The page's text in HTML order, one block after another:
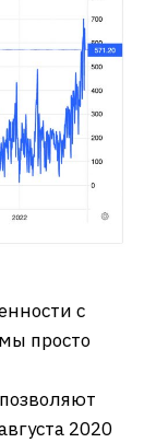
с
просто
2020